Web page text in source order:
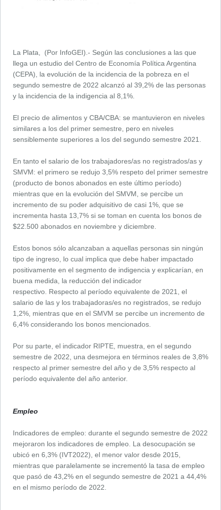
La Plata, (Por InfoGEI).- Según las conclusiones a las que
llega un estudio del Centro de Economía Política Argentina
(CEPA), la evolución de la incidencia de la pobreza en el
segundo semestre de 2022 alcanzó al 39,2% de las personas
y la incidencia de la indigencia al 8,1%.
El precio de alimentos y CBA/CBA: se mantuvieron en niveles
similares a los del primer semestre, pero en niveles
sensiblemente superiores a los del segundo semestre 2021.
En tanto el salario de los trabajadores/as no registrados/as y
SMVM: el primero se redujo 3,5% respeto del primer semestre
(producto de bonos abonados en este último período)
mientras que en la evolución del SMVM, se percibe un
incremento de su poder adquisitivo de casi 1%, que se
incrementa hasta 13,7% si se toman en cuenta los bonos de
$22.500 abonados en noviembre y diciembre.
Estos bonos sólo alcanzaban a aquellas personas sin ningún
tipo de ingreso, lo cual implica que debe haber impactado
positivamente en el segmento de indigencia y explicarían, en
buena medida, la reducción del indicador
respectivo. Respecto al período equivalente de 2021, el
salario de las y los trabajadoras/es no registrados, se redujo
1,2%, mientras que en el SMVM se percibe un incremento de
6,4% considerando los bonos mencionados.
Por su parte, el indicador RIPTE, muestra, en el segundo
semestre de 2022, una desmejora en términos reales de 3,8%
respecto al primer semestre del año y de 3,5% respecto al
período equivalente del año anterior.
Empleo
Indicadores de empleo: durante el segundo semestre de 2022
mejoraron los indicadores de empleo. La desocupación se
ubicó en 6,3% (IVT2022), el menor valor desde 2015,
mientras que paralelamente se incrementó la tasa de empleo
que pasó de 43,2% en el segundo semestre de 2021 a 44,4%
en el mismo período de 2022.